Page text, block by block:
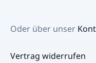
Oder über unser
Vertrag widerrufen